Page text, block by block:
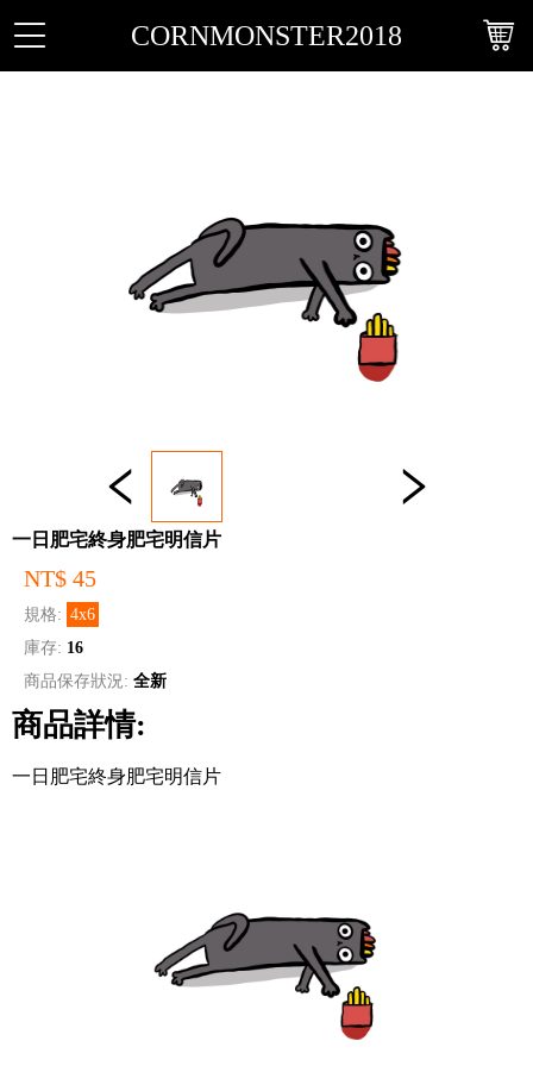
CORNMONSTER2018
一日肥宅終身肥宅明信片
NT$ 45
規格: 4x6
庫存: 16
商品保存狀況: 全新
商品詳情:
一日肥宅終身肥宅明信片